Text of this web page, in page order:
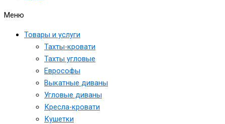
Меню
Товары и услуги
Тахты-кровати
Тахты угловые
Еврософы
Выкатные диваны
Угловые диваны
Кресла-кровати
Кушетки